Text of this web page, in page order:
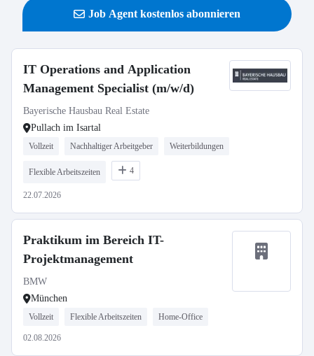
Job Agent kostenlos abonnieren
IT Operations and Application
Management Specialist (m/w/d)
Bayerische Hausbau Real Estate
Pullach im Isartal
Vollzeit Nachhaltiger Arbeitgeber Weiterbildungen
Flexible Arbeitszeiten 4
22.07.2026
Praktikum im Bereich IT-
Projektmanagement
BMW
München
Vollzeit Flexible Arbeitszeiten Home-Office
02.08.2026